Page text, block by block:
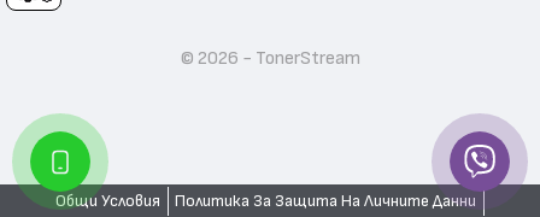
© 2026 - TonerStream
Общи Условия Политика За Защита На Личните Данни